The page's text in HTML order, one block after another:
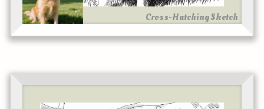
Cross-Hatching Sketch